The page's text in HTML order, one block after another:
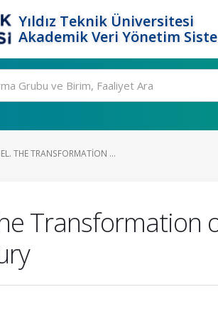
Yıldız Teknik Üniversitesi
Akademik Veri Yönetim
THE TRANSFORMATION ...
Transformation